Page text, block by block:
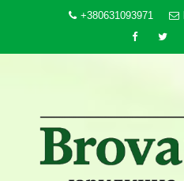
+380631093971